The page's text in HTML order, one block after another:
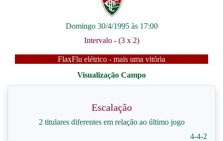
Domingo 30/4/1995 às 17:00
Intervalo - (3 x 2)
FlaxFlu elétrico - mais uma vitória
Escalação
2 titulares diferentes em relação ao último jogo
4-4-2